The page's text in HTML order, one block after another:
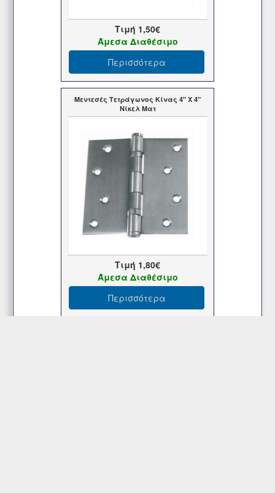
Τιμή 1,50€
Άμεσα Διαθέσιμο
Περισσότερα
Μεντεσές Τετράγωνος Κίνας 4" Χ 4"
Νίκελ Ματ
Τιμή 1,80€
Άμεσα Διαθέσιμο
Περισσότερα